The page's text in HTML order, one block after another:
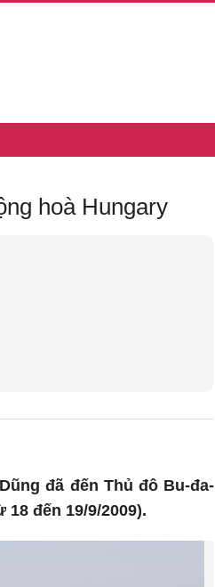
hoà Hungary
đã đến Thủ đô Bu-đa-
đến 19/9/2009).